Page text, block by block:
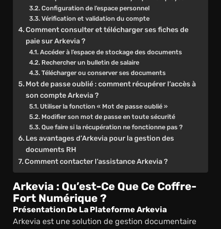
Configuration de l’espace personnel
Vérification et validation du compte
Comment consulter et télécharger ses fiches de
paie sur Arkevia ?
Accéder à l’espace de stockage des documents
Rechercher un bulletin de salaire
Télécharger ou conserver ses documents
Mot de passe oublié : comment récupérer l’accès à
son compte Arkevia ?
Utiliser la fonction « Mot de passe oublié »
Modifier son mot de passe en toute sécurité
Que faire si la récupération ne fonctionne pas ?
Les avantages d’Arkevia pour la gestion des
documents RH
Comment contacter l’assistance Arkevia ?
Arkevia : Qu’est-Ce Que Ce Coffre-
Fort Numérique ?
Présentation De La Plateforme Arkevia
Arkevia est une solution de gestion documentaire